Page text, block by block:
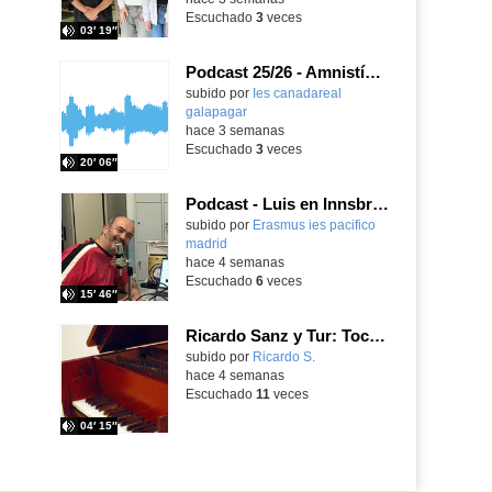
03′ 19″
Escuchado 3veces
Podcast 25/26 - Amnistía Internacional
subido por Ies canadareal
galapagar
20′ 06″
-
hace 3 semanas
Escuchado 3veces
Podcast - Luis en Innsbruck
subido por Erasmus ies pacifico
madrid
15′ 46″
hace 4 semanas
Escuchado 6veces
Ricardo Sanz y Tur: Tocatina concertante al aire español
subido por Ricardo S.
04′ 15″
hace 4 semanas
Escuchado 11 veces